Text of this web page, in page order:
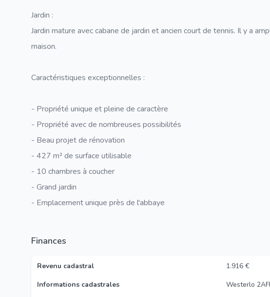
Jardin :
Jardin mature avec cabane de jardin et ancien court de tennis. Il y a
maison.
Caractéristiques exceptionnelles :
- Propriété unique et pleine de caractère
- Propriété avec de nombreuses possibilités
- Beau projet de rénovation
- 427 m² de surface utilisable
- 10 chambres à coucher
- Grand jardin
- Emplacement unique près de l'abbaye
Finances
Revenu cadastral
1.916 €
Informations cadastrales
Westerlo